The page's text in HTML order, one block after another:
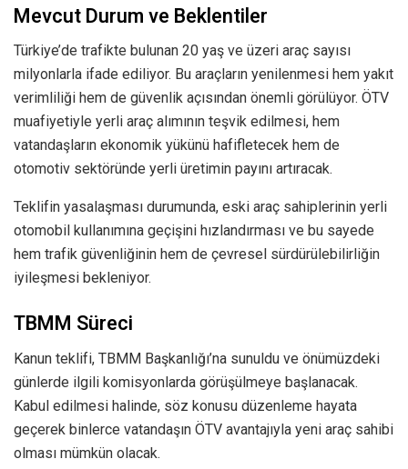
Mevcut Durum ve Beklentiler
Türkiye’de trafikte bulunan 20 yaş ve üzeri araç sayısı
milyonlarla ifade ediliyor. Bu araçların yenilenmesi hem yakıt
verimliliği hem de güvenlik açısından önemli görülüyor. ÖTV
muafiyetiyle yerli araç alımının teşvik edilmesi, hem
vatandaşların ekonomik yükünü hafifletecek hem de
otomotiv sektöründe yerli üretimin payını artıracak.
Teklifin yasalaşması durumunda, eski araç sahiplerinin yerli
otomobil kullanımına geçişini hızlandırması ve bu sayede
hem trafik güvenliğinin hem de çevresel sürdürülebilirliğin
iyileşmesi bekleniyor.
TBMM Süreci
Kanun teklifi, TBMM Başkanlığı’na sunuldu ve önümüzdeki
günlerde ilgili komisyonlarda görüşülmeye başlanacak.
Kabul edilmesi halinde, söz konusu düzenleme hayata
geçerek binlerce vatandaşın ÖTV avantajıyla yeni araç sahibi
olması mümkün olacak.